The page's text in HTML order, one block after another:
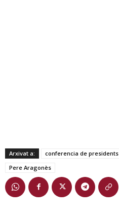
Arxivat a: conferencia de presidents
Pere Aragonès